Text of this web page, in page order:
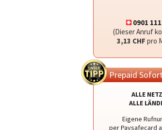
0901
(Dieser Anruf
3,13 CHF pro
Prepaid
ALLE
ALLE
Eigene
per Paysafecard